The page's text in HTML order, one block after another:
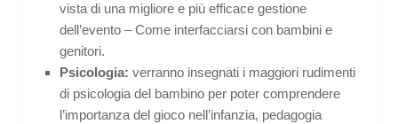
vista di una migliore e più efficace gestione
dell’evento – Come interfacciarsi con bambini e
genitori.
Psicologia:verranno insegnati i maggiori rudimenti
di psicologia del bambino per poter comprendere
l’importanza del gioco nell’infanzia, pedagogia